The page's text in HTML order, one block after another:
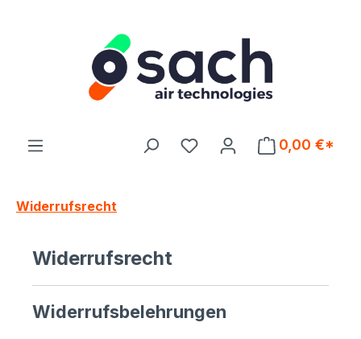
Du hast 0 Produkte auf
0,00 €*
Widerrufsrecht
Widerrufsrecht
Widerrufsbelehrungen